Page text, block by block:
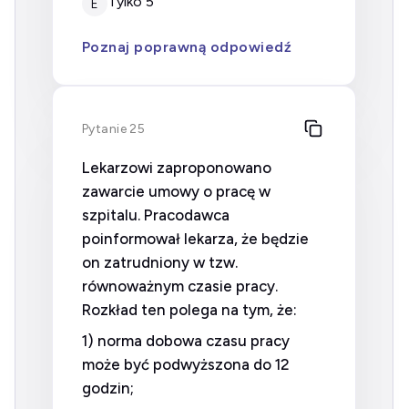
E
Poznaj poprawną odpowiedź
Pytanie 25
Lekarzowi zaproponowano
zawarcie umowy o pracę w
szpitalu. Pracodawca
poinformował lekarza, że będzie
on zatrudniony w tzw.
równoważnym czasie pracy.
Rozkład ten polega na tym, że:
1) norma dobowa czasu pracy
może być podwyższona do 12
godzin;